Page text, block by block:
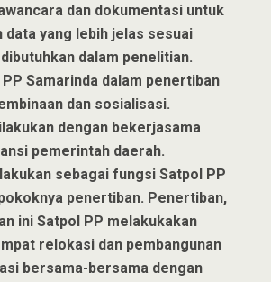
dan dokumentasi untuk
data yang lebih jelas sesuai
dalam penelitian.
Samarinda dalam penertiban
dan sosialisasi.
dengan bekerjasama
pemerintah daerah.
sebagai fungsi Satpol PP
penertiban. Penertiban,
ini Satpol PP melakukakan
relokasi dan pembangunan
bersama-bersama dengan